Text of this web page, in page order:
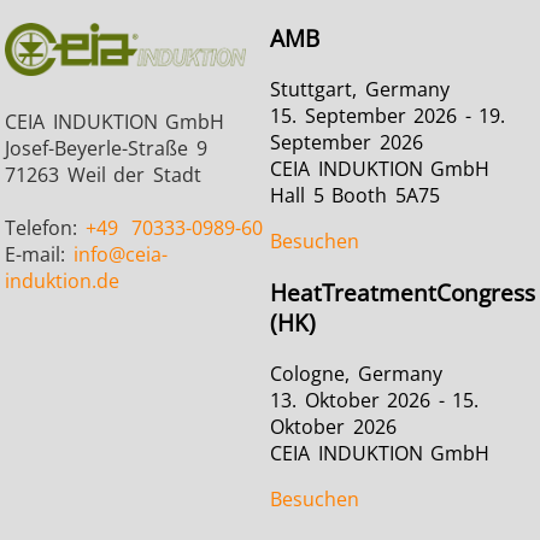
Pharma
Metallwerkzeuge
& KI
CEIA INDUKTION GmbH
Josef-Beyerle-Straße 9
71263 Weil der Stadt
Telefon: +49 70333-0989-60
E-mail: info@ceia-
induktion.de
AMB
Stuttgart, Germany
15. September 2026 - 19.
September 2026
CEIA INDUKTION GmbH
Hall 5 Booth 5A75
Besuchen
HeatTreatmentCongress
(HK)
Cologne, Germany
13. Oktober 2026 - 15.
Oktober 2026
CEIA INDUKTION GmbH
Besuchen